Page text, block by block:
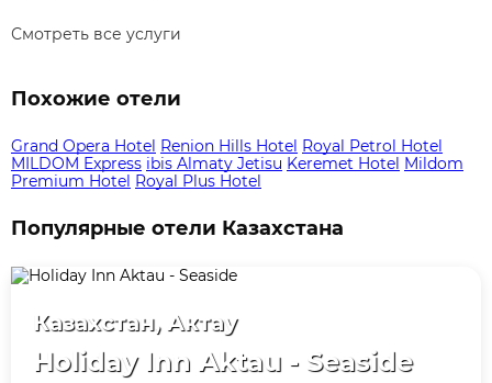
Смотреть все услуги
Похожие отели
Grand Opera Hotel Renion Hills Hotel Royal Petrol Hotel
MILDOM Express ibis Almaty Jetisu Keremet Hotel Mildom
Premium Hotel Royal Plus Hotel
Популярные отели Казахстана
Казахстан, Актау
Holiday Inn Aktau - Seaside